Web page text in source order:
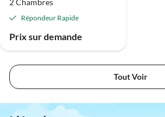
2 Chambres
Répondeur Rapide
Prix sur demande
Tout Voir